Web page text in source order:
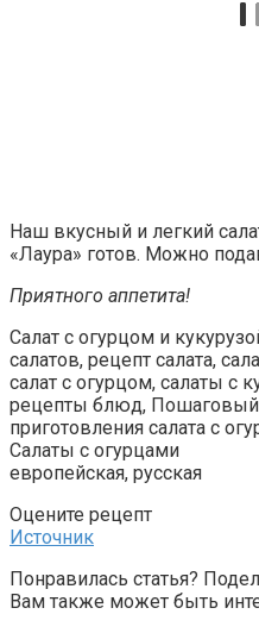
Наш вкусный и легкий
«Лаура» готов. Можно
Приятного аппетита!
Салат с огурцом и
салатов, рецепт салата,
салат с огурцом, салаты с
рецепты блюд, Пошаговый
приготовления салата с
Салаты с огурцами
европейская, русская
Оцените рецепт
Источник
Понравилась статья?
Вам также может быть